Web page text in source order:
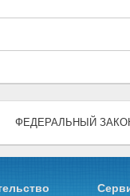
ФЕДЕРАЛЬНЫЙ ЗАКОН